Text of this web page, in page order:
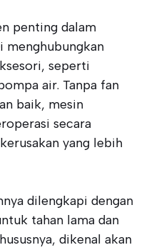
penting dalam
menghubungkan
seperti
air. Tanpa fan
baik, mesin
secara
yang lebih
dilengkapi dengan
tahan lama dan
dikenal akan